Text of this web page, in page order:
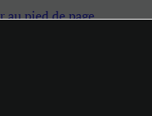
au pied de page